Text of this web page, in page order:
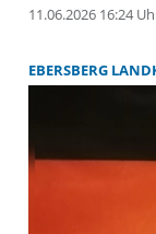
11.06.2026 16:24
EBERSBERG